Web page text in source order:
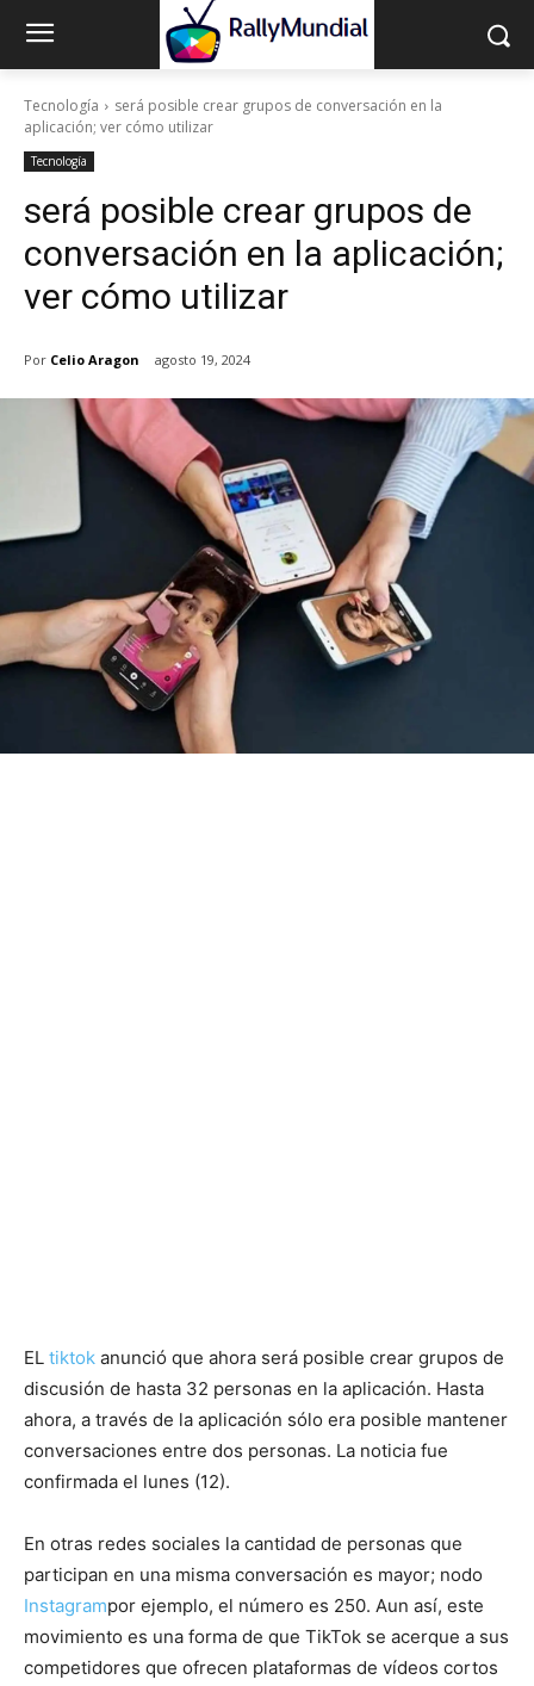
Tecnología
será posible crear grupos de conversación en la
aplicación; ver cómo utilizar
Tecnología
será posible crear grupos de
conversación en la aplicación;
ver cómo utilizar
Por Celio Aragon agosto 19, 2024
EL tiktok anunció que ahora será posible crear grupos de
discusión de hasta 32 personas en la aplicación. Hasta
ahora, a través de la aplicación sólo era posible mantener
conversaciones entre dos personas. La noticia fue
confirmada el lunes (12).
En otras redes sociales la cantidad de personas que
participan en una misma conversación es mayor; nodo
Instagrampor ejemplo, el número es 250. Aun así, este
movimiento es una forma de que TikTok se acerque a sus
competidores que ofrecen plataformas de vídeos cortos